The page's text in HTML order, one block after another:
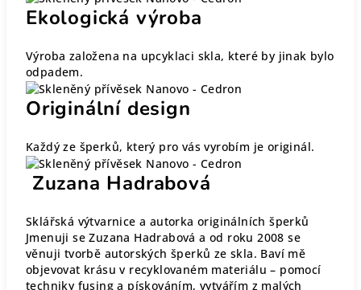
Ekologická výroba
Výroba založena na upcyklaci skla, které by jinak bylo
odpadem.
Originální design
Každý ze šperků, který pro vás vyrobím je originál.
Zuzana Hadrabová
Sklářská výtvarnice a autorka originálních šperků
Jmenuji se Zuzana Hadrabová a od roku 2008 se
věnuji tvorbě autorských šperků ze skla. Baví mě
objevovat krásu v recyklovaném materiálu – pomocí
techniky fusing a pískováním, vytvářím z malých